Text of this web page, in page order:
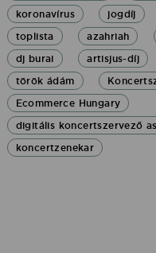
koronavírus
jogdíj
toplista
azahriah
dj burai
artisjus-díj
török ádám
Ecommerce Hungary
digitális koncertszervező
koncertzenekar